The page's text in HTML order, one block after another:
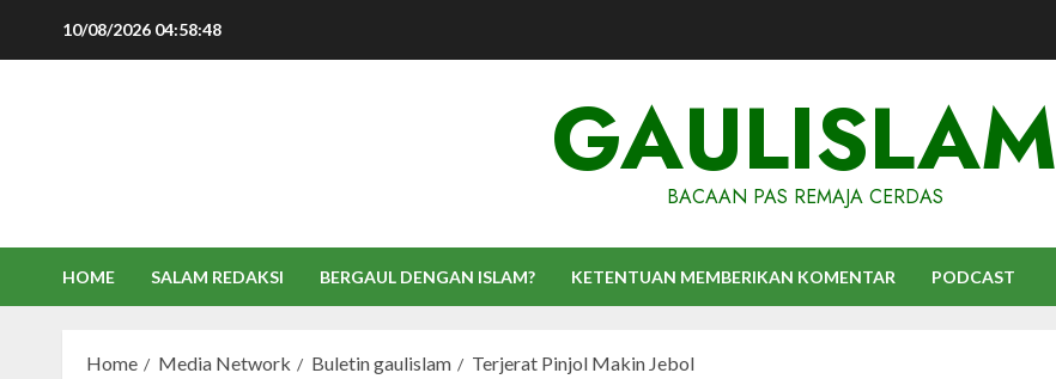
10/08/2026 04:58:49
GAULISLAM
BACAAN PAS REMAJA CERDAS
HOME SALAM REDAKSI BERGAUL DENGAN ISLAM? KETENTUAN MEMBERIKAN KOMENTAR PODCAST
Home Media Network Buletin gaulislam Terjerat Pinjol Makin Jebol